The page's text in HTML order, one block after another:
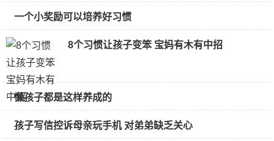
一个小奖励可以培养好习惯
8个习惯让孩子变笨 宝妈有木有中招
懒孩子都是这样养成的
孩子写信控诉母亲玩手机 对弟弟缺乏关心